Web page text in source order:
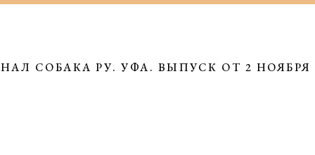
СОБАКА РУ. УФА. ВЫПУСК ОТ 2 НОЯБРЯ